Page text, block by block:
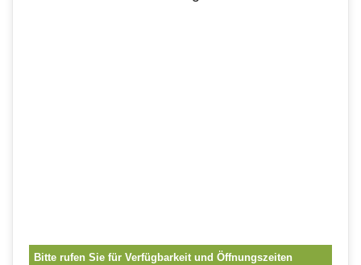
Bitte rufen Sie für Verfügbarkeit und Öffnungszeiten